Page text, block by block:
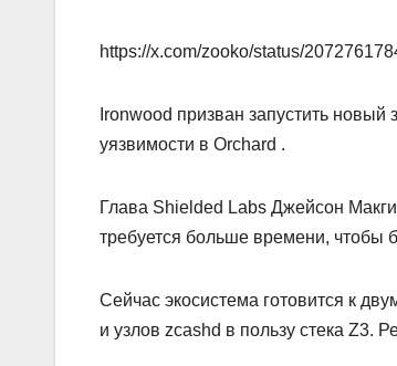
https://x.com/zooko/status/
Ironwood призван запустить
уязвимости в Orchard .
Глава Shielded Labs Джейсон
требуется больше времени, чтобы
Сейчас экосистема готовится к
и узлов zcashd в пользу стека Z3.